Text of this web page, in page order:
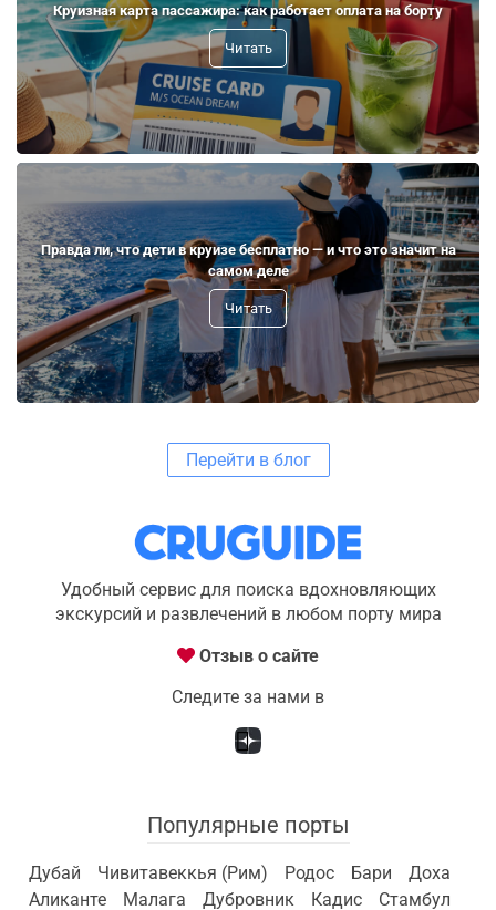
Круизная карта пассажира: как работает оплата на борту
Читать
Правда ли, что дети в круизе бесплатно — и что это значит на
самом деле
Читать
Перейти в блог
Удобный сервис для поиска вдохновляющих
экскурсий и развлечений в любом порту мира
Отзыв о сайте
Следите за нами в
Популярные порты
Дубай Чивитавеккья (Рим) Родос Бари
Доха
Аликанте
Малага Дубровник Кадис
Стамбул